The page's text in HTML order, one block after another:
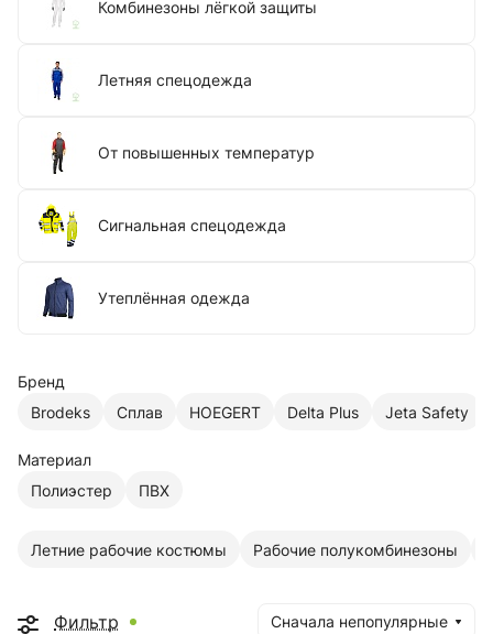
Комбинезоны лёгкой защиты
Летняя спецодежда
От повышенных температур
Сигнальная спецодежда
Утеплённая одежда
Бренд
Brodeks
Сплав HOEGERT Delta Plus Jeta Safety
Материал
Полиэстер
ПВХ
Летние рабочие костюмы Рабочие полукомбинезоны
Фильтр Сначала непопулярные